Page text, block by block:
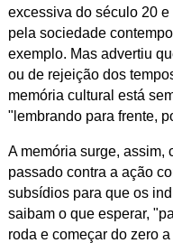
excessiva do século 20
pela sociedade
exemplo. Mas advertiu
ou de rejeição dos
memória cultural está
"lembrando para frente,
A memória surge, assim,
passado contra a ação
subsídios para que os
saibam o que esperar,
roda e começar do zero